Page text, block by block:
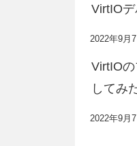
VirtIO
2022年9月7
VirtIO
してみ
2022年9月7